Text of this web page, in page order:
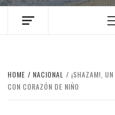
HOME NACIONAL
¡SHAZAM!,
CON CORAZÓN DE NIÑO